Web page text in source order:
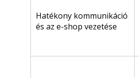
Hatékony kommunikáció
és az e-shop vezetése